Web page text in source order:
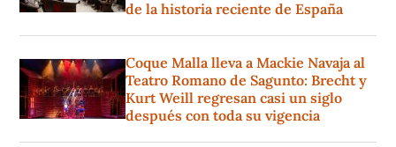
de la historia reciente de España
Coque Malla lleva a Mackie Navaja al
Teatro Romano de Sagunto: Brecht y
Kurt Weill regresan casi un siglo
después con toda su vigencia